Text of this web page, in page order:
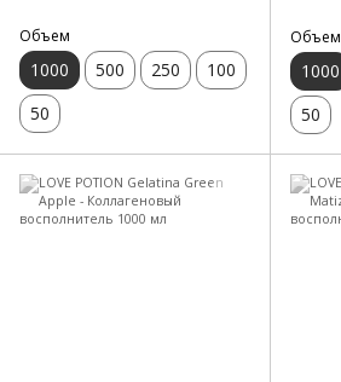
Объем
1000 500 250
100
50
Объем
1000
50